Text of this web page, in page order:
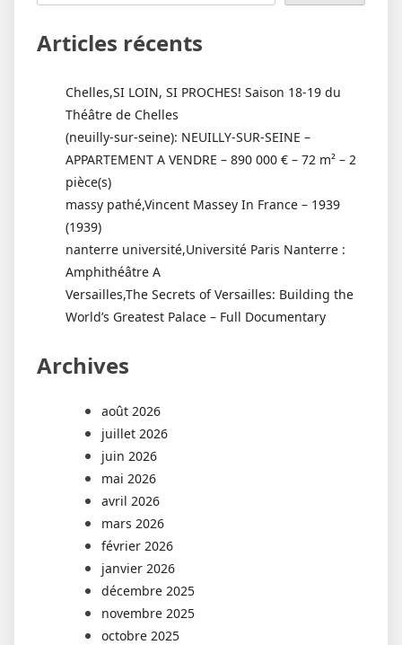
Articles récents
Chelles,SI LOIN, SI PROCHES! Saison 18-19 du
Théâtre de Chelles
(neuilly-sur-seine): NEUILLY-SUR-SEINE –
APPARTEMENT A VENDRE – 890 000 € – 72 m² – 2
pièce(s)
massy pathé,Vincent Massey In France – 1939
(1939)
nanterre université,Université Paris Nanterre :
Amphithéâtre A
Versailles,The Secrets of Versailles: Building the
World’s Greatest Palace – Full Documentary
Archives
août 2026
juillet 2026
juin 2026
mai 2026
avril 2026
mars 2026
février 2026
janvier 2026
décembre 2025
novembre 2025
octobre 2025